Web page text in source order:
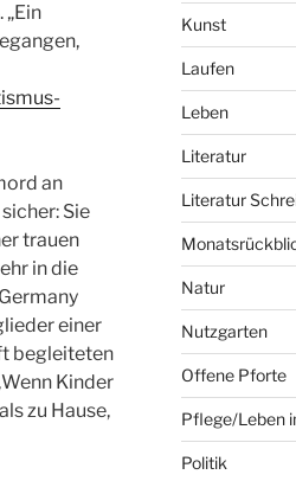
an
Sie
trauen
in die
einer
begleiteten
Kinder
zu Hause,
Kunst
Laufen
Leben
Literatur
Literatur
Natur
Nutzgarten
Offene Pforte
Pflege/Leben
Politik